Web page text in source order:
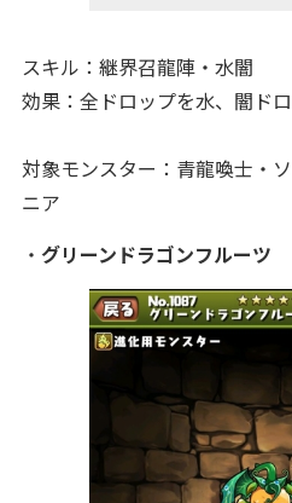
スキル：継界召龍陣・水闇
効果：全ドロップを水、闇ドロ
対象モンスター：青龍喚士・
ニア
・ グリーンドラゴンフルーツ